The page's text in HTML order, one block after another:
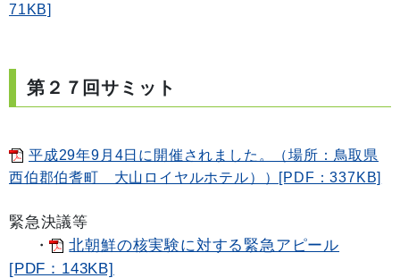
71KB]
第２７ 回サミット
平成29年9月4日に開催されました。（場所：鳥取県
西伯郡伯耆町 大山ロイヤルホテル））[PDF：337KB]
緊急決議等
・
北朝鮮の核実験に対する緊急アピール
[PDF：143KB]